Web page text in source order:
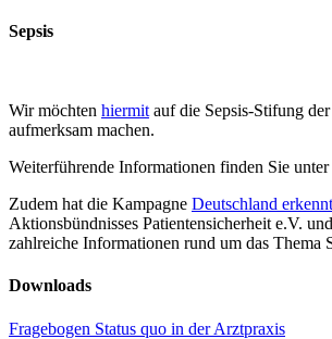
Sepsis
Wir möchten hiermit auf die Sepsis-Stifung
aufmerksam machen.
Weiterführende Informationen finden Sie
Zudem hat die Kampagne Deutschland
Aktionsbündnisses Patientensicherheit e.V.
zahlreiche Informationen rund um das Thema
Downloads
Fragebogen Status quo in der Arztpraxis